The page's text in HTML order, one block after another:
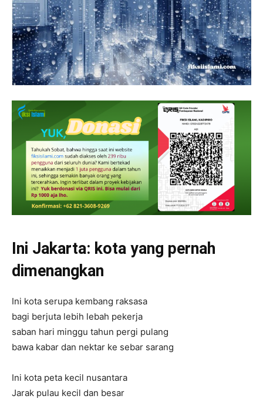
Ini Jakarta: kota yang pernah
dimenangkan
Ini kota serupa kembang raksasa
bagi berjuta lebih lebah pekerja
saban hari minggu tahun pergi pulang
bawa kabar dan nektar ke sebar sarang
Ini kota peta kecil nusantara
Jarak pulau kecil dan besar